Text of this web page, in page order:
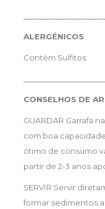
ALERGÉNICOS
Contém Sulfitos
CONSELHOS DE
GUARDAR Garrafa
com boa
ótimo de consumo
partir de 2-3 anos
SERVIR Servir
formar sedimentos